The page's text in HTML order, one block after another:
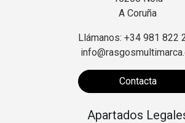
A Coruña
Llámanos: +34 981 822
Contacta
Apartados